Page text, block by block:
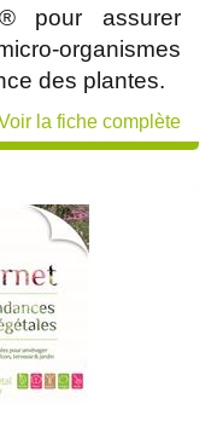
pour assurer
des plantes.
la fiche complète